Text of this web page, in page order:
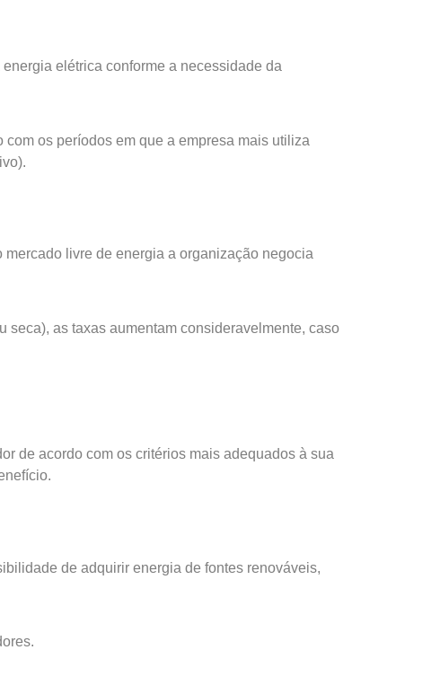
elétrica conforme a necessidade da
os períodos em que a empresa mais utiliza
livre de energia a organização negocia
as taxas aumentam consideravelmente, caso
de acordo com os critérios mais adequados à sua
de adquirir energia de fontes renováveis,